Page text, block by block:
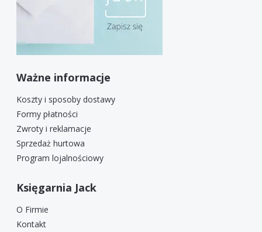
Ważne informacje
Koszty i sposoby dostawy
Formy płatności
Zwroty i reklamacje
Sprzedaż hurtowa
Program lojalnościowy
Księgarnia Jack
O Firmie
Kontakt